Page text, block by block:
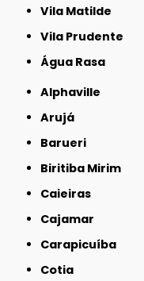
Vila Matilde
Vila Prudente
Água Rasa
Alphaville
Arujá
Barueri
Biritiba Mirim
Caieiras
Cajamar
Carapicuíba
Cotia